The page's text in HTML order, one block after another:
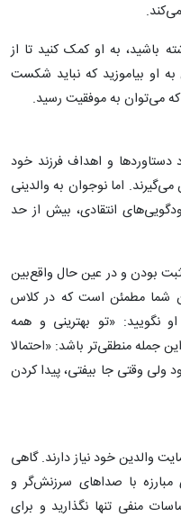
باشید، به او کمک کنید تا از
او بیاموزید که نباید شکست
می‌توان به موفقیت رسید.
دستاوردها و اهداف فرزند خود
اما نوجوان به والدینی
انتقادی، بیش از حد
بودن و در عین حال واقع‌بین
شما مطمئن است که در کلاس
نگویید: «تو بهترینی و همه
جمله منطقی‌تر باشد: «احتمالا
وقتی جا بیفتی، پیدا کردن
والدین خود نیاز دارند. گاهی
با صداهای سرزنش‌گر و
منفی تنها نگذارید و برای